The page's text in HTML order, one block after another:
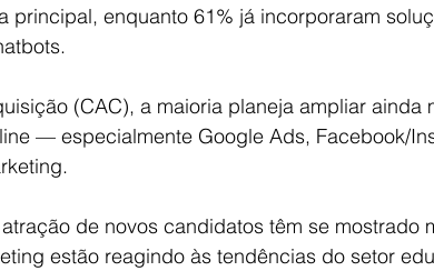
principal, enquanto 61% já incorporaram
(CAC), a maioria planeja ampliar ainda
— especialmente Google Ads, Facebook/
de novos candidatos têm se mostrado
estão reagindo às tendências do setor